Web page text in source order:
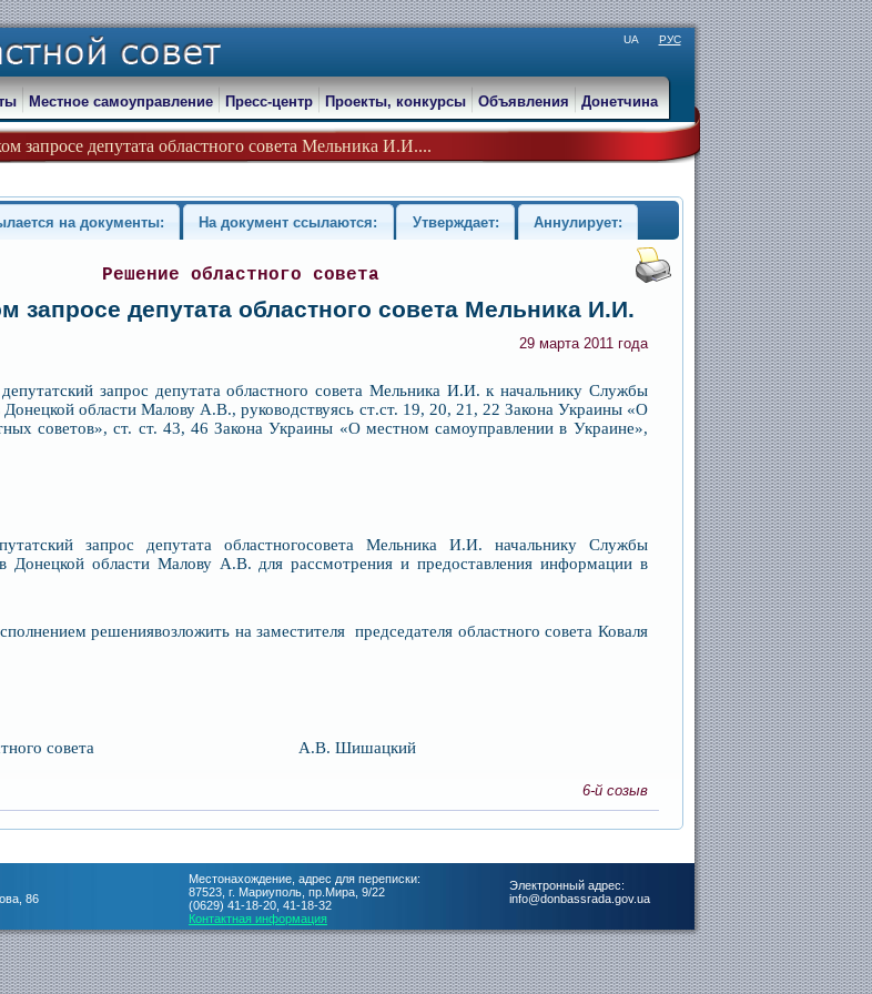
UA РУС
запросе депутата областного совета Мельника И.И....
Местное самоуправление Пресс-центр Проекты, конкурсы Объявления Донетчина
на документы: На документ ссылаются: Утверждает: Аннулирует:
Решение областного совета
запросе депутата областного совета Мельника И.И.
29 марта 2011 года
запрос депутата областного совета Мельника И.И. к начальнику Службы
области Малову А.В., руководствуясь ст.ст. 19, 20, 21, 22 Закона Украины «О
советов», ст. ст. 43, 46 Закона Украины «О местном самоуправлении в Украине»,
запрос депутата областногосовета Мельника И.И. начальнику Службы
Донецкой области Малову А.В. для рассмотрения и предоставления информации в
решениявозложить на заместителя председателя областного совета Коваля
областного совета А.В. Шишацкий
6-й созыв
86
Электронный адрес:
info@donbassrada.gov.ua
Местонахождение, адрес для переписки:
87523, г. Мариуполь, пр.Мира, 9/22
(0629) 41-18-20, 41-18-32
Контактная информация